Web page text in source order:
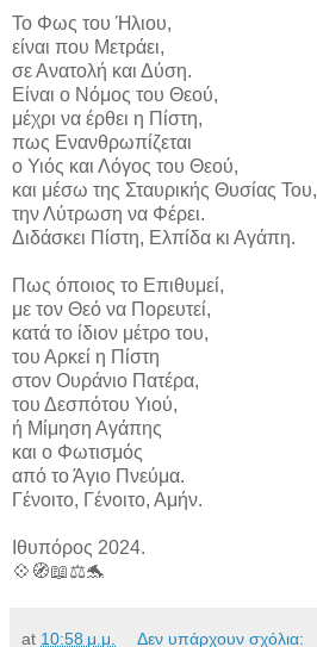
Το Φως του Ήλιου,
είναι που Μετράει,
σε Ανατολή και Δύση.
Είναι ο Νόμος του Θεού,
μέχρι να έρθει η Πίστη,
πως Ενανθρωπίζεται
ο Υιός και Λόγος του Θεού,
και μέσω της Σταυρικής Θυσίας Του,
την Λύτρωση να Φέρει.
Διδάσκει Πίστη, Ελπίδα κι Αγάπη.
Πως όποιος το Επιθυμεί,
με τον Θεό να Πορευτεί,
κατά το ίδιον μέτρο του,
του Αρκεί η Πίστη
στον Ουράνιο Πατέρα,
του Δεσπότου Υιού,
ή Μίμηση Αγάπης
και ο Φωτισμός
από το Άγιο Πνεύμα.
Γένοιτο, Γένοιτο, Αμήν.
Ιθυπόρος 2024.
💠🧭📖⚖️🐬
at 10:58 μ.μ. Δεν υπάρχουν σχόλια: